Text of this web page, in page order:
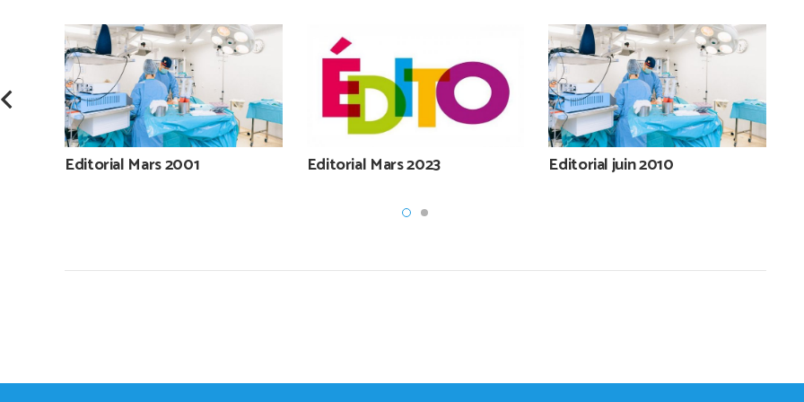
Editorial Mars 2001 Editorial Mars 2023 Editorial juin 2010